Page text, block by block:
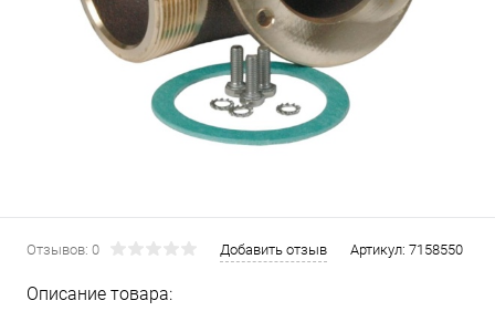
Отзывов: 0 Добавить отзыв Артикул: 7158550
Описание товара: